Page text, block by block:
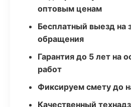
оптовым ценам
Бесплатный выезд на
обращения
Гарантия до 5 лет на
работ
Фиксируем смету до
Качественный